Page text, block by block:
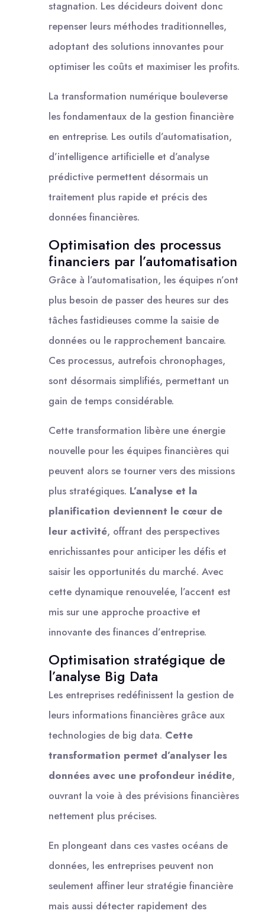
stagnation. Les décideurs doivent donc
repenser leurs méthodes traditionnelles,
adoptant des solutions innovantes pour
optimiser les coûts et maximiser les profits.
La transformation numérique bouleverse
les fondamentaux de la gestion financière
en entreprise. Les outils d’automatisation,
d’intelligence artificielle et d’analyse
prédictive permettent désormais un
traitement plus rapide et précis des
données financières.
Optimisation des processus
financiers par l’automatisation
Grâce à l’automatisation, les équipes n’ont
plus besoin de passer des heures sur des
tâches fastidieuses comme la saisie de
données ou le rapprochement bancaire.
Ces processus, autrefois chronophages,
sont désormais simplifiés, permettant un
gain de temps considérable.
Cette transformation libère une énergie
nouvelle pour les équipes financières qui
peuvent alors se tourner vers des missions
plus stratégiques. L’analyse et la
planification deviennent le cœur de
leur activité, offrant des perspectives
enrichissantes pour anticiper les défis et
saisir les opportunités du marché. Avec
cette dynamique renouvelée, l’accent est
mis sur une approche proactive et
innovante des finances d’entreprise.
Optimisation stratégique de
l’analyse Big Data
Les entreprises redéfinissent la gestion de
leurs informations financières grâce aux
technologies de big data. Cette
transformation permet d’analyser les
données avec une profondeur inédite,
ouvrant la voie à des prévisions financières
nettement plus précises.
En plongeant dans ces vastes océans de
données, les entreprises peuvent non
seulement affiner leur stratégie financière
mais aussi détecter rapidement des